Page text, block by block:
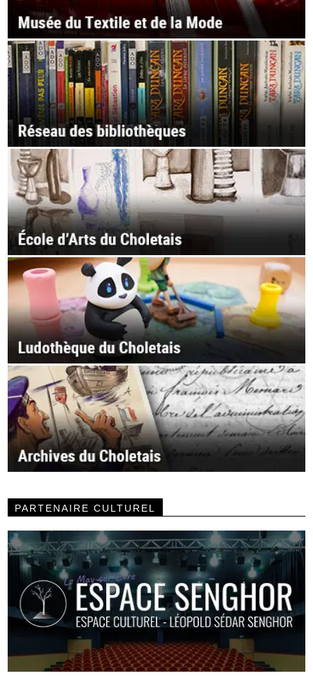
PARTENAIRE CULTUREL